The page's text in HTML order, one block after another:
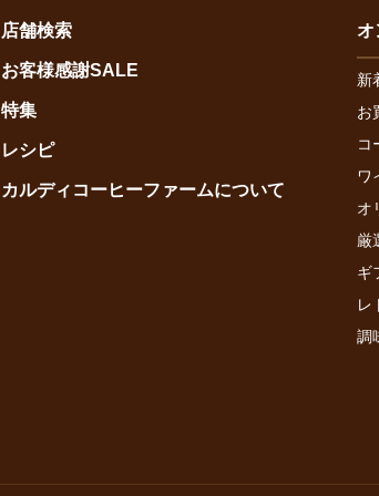
店舗検索
お客様感謝SALE
特集
レシピ
カルディコーヒーファームについて
オ
新
お
コ
ワ
オ
厳
ギ
レ
調